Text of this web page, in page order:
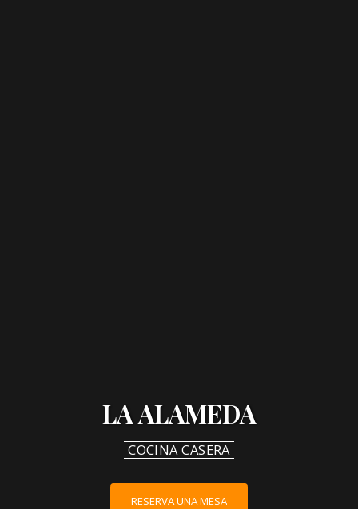
LA ALAMEDA
COCINA CASERA
RESERVA UNA MESA